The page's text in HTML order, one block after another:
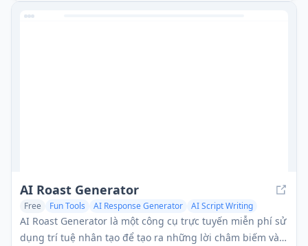
thông tin đầu vào của bạn, giúp những người phát biểu
AI Roast Generator
Free Fun Tools AI Response Generator AI Script Writing
AI Roast Generator là một công cụ trực tuyến miễn phí sử
dụng trí tuệ nhân tạo để tạo ra những lời châm biếm và